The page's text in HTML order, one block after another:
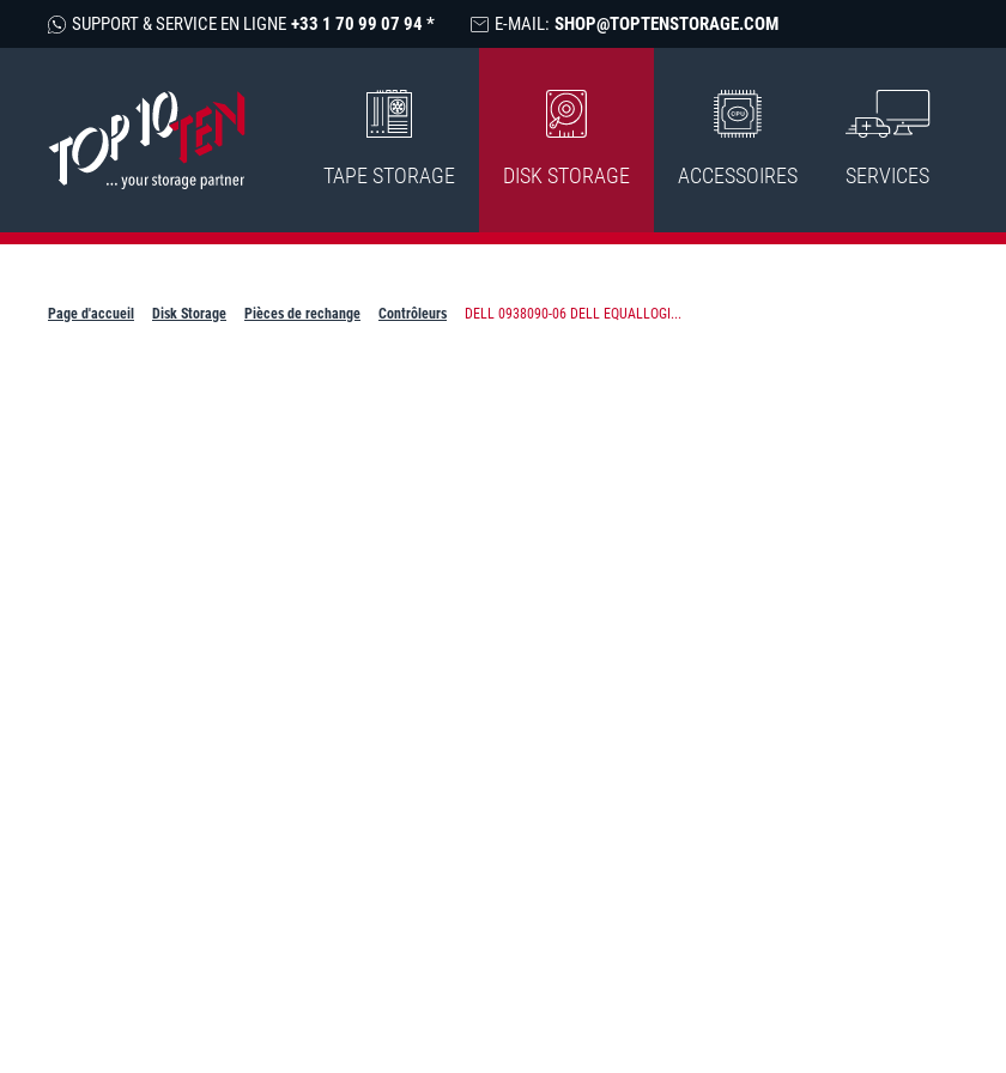
SUPPORT & SERVICE EN LIGNE +33 1 70 99 07 94 * E-MAIL: SHOP@TOPTENSTORAGE.COM
TAPE STORAGE DISK STORAGE ACCESSOIRES SERVICES
Page d'accueil Disk Storage Pièces de rechange Contrôleurs DELL 0938090-06 DELL EQUALLOGI...